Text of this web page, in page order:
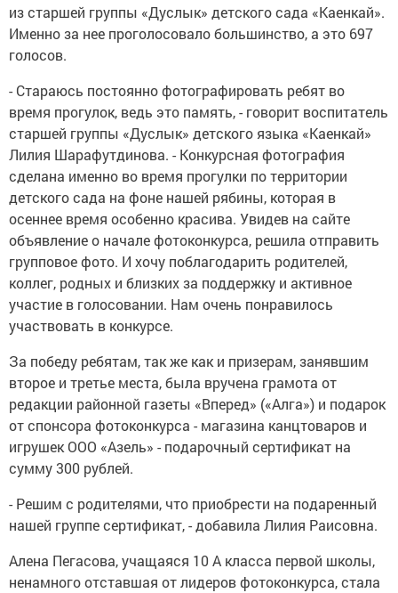
из старшей группы «Дуслык» детского сада «Каенкай».
Именно за нее проголосовало большинство, а это 697
голосов.
- Стараюсь постоянно фотографировать ребят во
время прогулок, ведь это память, - говорит воспитатель
старшей группы «Дуслык» детского языка «Каенкай»
Лилия Шарафутдинова. - Конкурсная фотография
сделана именно во время прогулки по территории
детского сада на фоне нашей рябины, которая в
осеннее время особенно красива. Увидев на сайте
объявление о начале фотоконкурса, решила отправить
групповое фото. И хочу поблагодарить родителей,
коллег, родных и близких за поддержку и активное
участие в голосовании. Нам очень понравилось
участвовать в конкурсе.
За победу ребятам, так же как и призерам, занявшим
второе и третье места, была вручена грамота от
редакции районной газеты «Вперед» («Алга») и подарок
от спонсора фотоконкурса - магазина канцтоваров и
игрушек ООО «Азель» - подарочный сертификат на
сумму 300 рублей.
- Решим с родителями, что приобрести на подаренный
нашей группе сертификат, - добавила Лилия Раисовна.
Алена Пегасова, учащаяся 10 А класса первой школы,
ненамного отставшая от лидеров фотоконкурса, стала